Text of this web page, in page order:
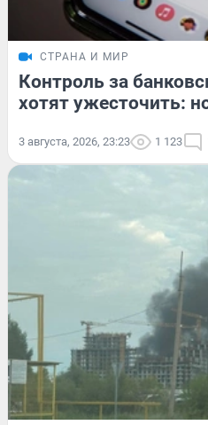
СТРАНА И МИР
Контроль за
хотят ужесточить:
3 августа, 2026, 23:23 1 123